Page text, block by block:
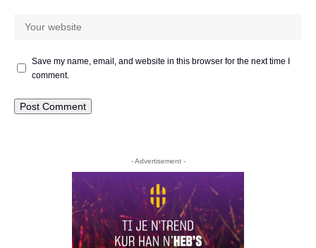
Save my name, email, and website in this browser for the next time I
comment.
- Advertisement -